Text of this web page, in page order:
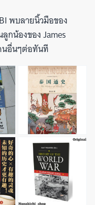
พบลายนิ้วมือของ
ลูกน้องของ James
นอื่นๆต่อทันที